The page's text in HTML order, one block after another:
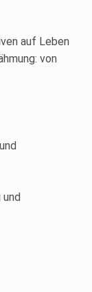
auf Leben
von